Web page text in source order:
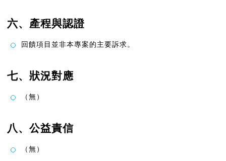
六、產程與認證
回饋項目並非本專案的主要訴求。
七、狀況對應
（無）
八、公益責信
（無）